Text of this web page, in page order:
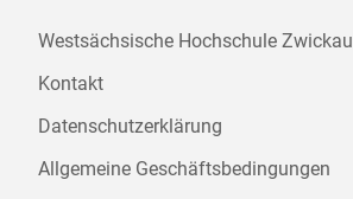
Westsächsische Hochschule Zwickau
Kontakt
Datenschutzerklärung
Allgemeine Geschäftsbedingungen